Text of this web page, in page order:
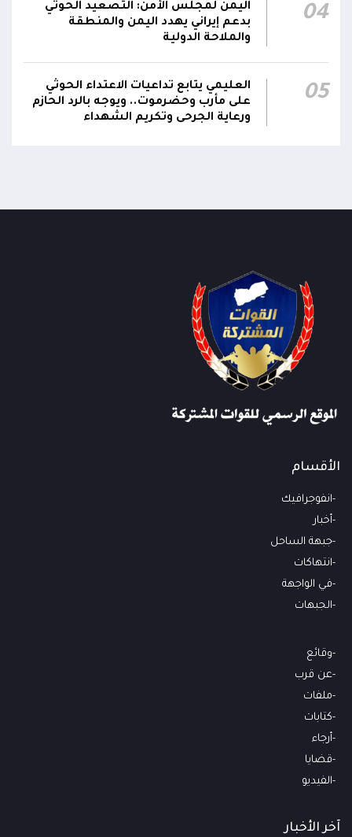
04
اليمن لمجلس الأمن: التصعيد الحوثي
بدعم إيراني يهدد اليمن والمنطقة
والملاحة الدولية
05
العليمي يتابع تداعيات الاعتداء الحوثي
على مأرب وحضرموت.. ويوجه بالرد الحازم
ورعاية الجرحى وتكريم الشهداء
الأقسام
انفوجرافيك
أخبار
جبهة الساحل
انتهاكات
في الواجهة
الجبهات
وقائع
عن قرب
ملفات
كتابات
أرجاء
قضايا
الفيديو
آخر الأخبار